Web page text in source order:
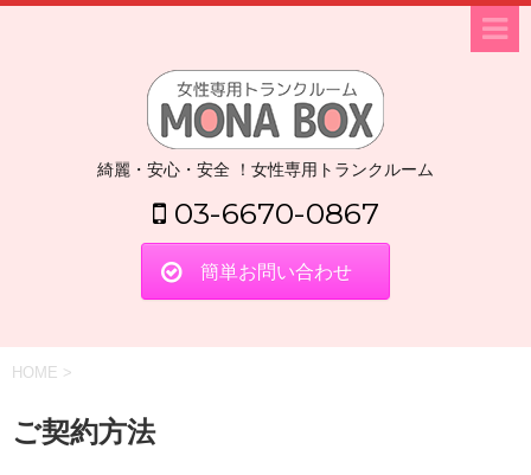
綺麗・安心・安全 ！女性専用トランクルーム
03-6670-0867
簡単お問い合わせ
HOME >
ご契約方法